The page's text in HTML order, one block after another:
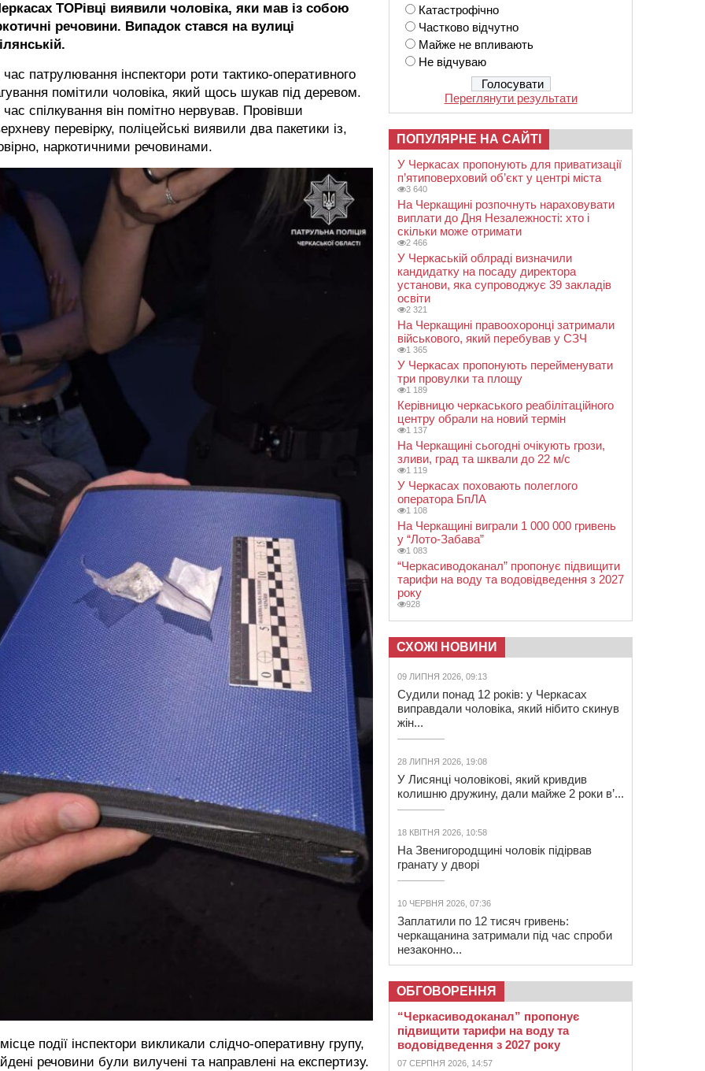
ТОРівці виявили чоловіка, яки мав із собою
речовини. Випадок стався на вулиці
час патрулювання інспектори роти тактико-оперативного
помітили чоловіка, який щось шукав під деревом.
час спілкування він помітно нервував. Провівши
перевірку, поліцейські виявили два пакетики із,
наркотичними речовинами.
події інспектори викликали слідчо-оперативну групу,
речовини були вилучені та направлені на експертизу.
Катастрофічно
Частково відчутно
Майже не впливають
Не відчуваю
Переглянути результати
ПОПУЛЯРНЕ НА САЙТІ
У Черкасах пропонують для приватизації
п’ятиповерховий об’єкт у центрі міста
3 640
На Черкащині розпочнуть нараховувати
виплати до Дня Незалежності: хто і
скільки може отримати
2 466
У Черкаській облраді визначили
кандидатку на посаду директора
установи, яка супроводжує 39 закладів
освіти
2 321
На Черкащині правоохоронці затримали
військового, який перебував у СЗЧ
1 365
У Черкасах пропонують перейменувати
три провулки та площу
1 189
Керівницю черкаського реабілітаційного
центру обрали на новий термін
1 137
На Черкащині сьогодні очікують грози,
зливи, град та шквали до 22 м/с
1 119
У Черкасах поховають полеглого
оператора БпЛА
1 108
На Черкащині виграли 1 000 000 гривень
у “Лото-Забава”
1 083
“Черкасиводоканал” пропонує підвищити
тарифи на воду та водовідведення з 2027
року
928
СХОЖІ НОВИНИ
09 ЛИПНЯ 2026, 09:13
Судили понад 12 років: у Черкасах
виправдали чоловіка, який нібито скинув
жін...
28 ЛИПНЯ 2026, 19:08
У Лисянці чоловікові, який кривдив
колишню дружину, дали майже 2 роки в’...
18 КВІТНЯ 2026, 10:58
На Звенигородщині чоловік підірвав
гранату у дворі
10 ЧЕРВНЯ 2026, 07:36
Заплатили по 12 тисяч гривень:
черкащанина затримали під час спроби
незаконно...
ОБГОВОРЕННЯ
“Черкасиводоканал” пропонує
підвищити тарифи на воду та
водовідведення з 2027 року
07 СЕРПНЯ 2026, 14:57